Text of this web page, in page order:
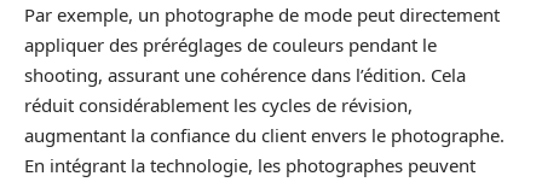
Par exemple, un photographe de mode peut directement
appliquer des préréglages de couleurs pendant le
shooting, assurant une cohérence dans l’édition. Cela
réduit considérablement les cycles de révision,
augmentant la confiance du client envers le photographe.
En intégrant la technologie, les photographes peuvent